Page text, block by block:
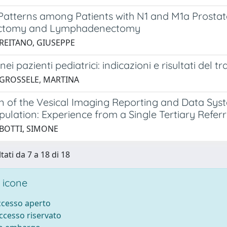
among Patients with N1 and M1a
and Lymphadenectomy
GIUSEPPE
pazienti pediatrici: indicazioni e risultati del
MARTINA
of the Vesical Imaging Reporting and Data
Experience from a Single Tertiary
SIMONE
da 7 a 18 di 18
aperto
riservato